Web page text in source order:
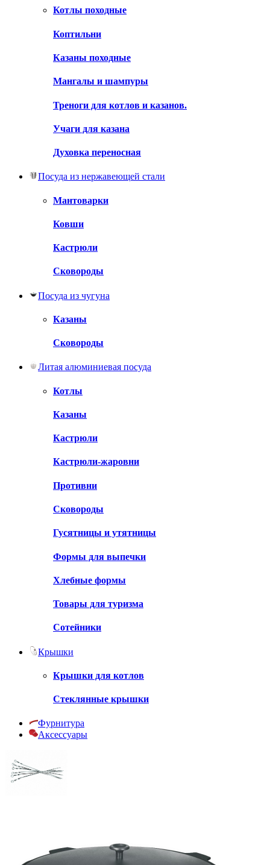
Котлы походные
Коптильни
Казаны походные
Мангалы и шампуры
Треноги для котлов и казанов.
Учаги для казана
Духовка переносная
Посуда из нержавеющей стали
Мантоварки
Ковши
Кастрюли
Сковороды
Посуда из чугуна
Казаны
Сковороды
Литая алюминиевая посуда
Котлы
Казаны
Кастрюли
Кастрюли-жаровни
Противни
Сковороды
Гусятницы и утятницы
Формы для выпечки
Хлебные формы
Товары для туризма
Сотейники
Крышки
Крышки для котлов
Стеклянные крышки
Фурнитура
Аксессуары